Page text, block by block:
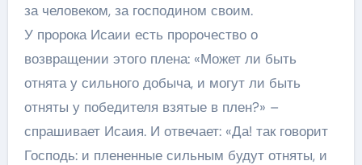
за человеком, за господином своим.
У пророка Исаии есть пророчество о
возвращении этого плена: «Может ли быть
отнята у сильного добыча, и могут ли быть
отняты у победителя взятые в плен?» –
спрашивает Исаия. И отвечает: «Да! так говорит
Господь: и плененные сильным будут отняты, и